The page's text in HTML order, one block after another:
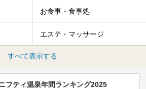
お食事・食事処
エステ・マッサージ
すべて表示する
フティ温泉年間ランキング2025